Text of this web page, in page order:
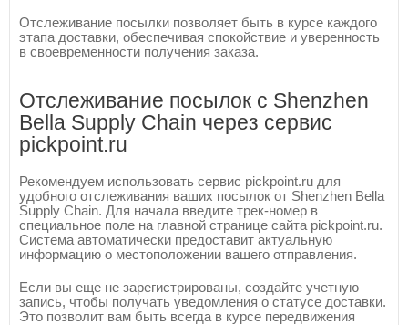
Отслеживание посылки позволяет быть в курсе каждого
этапа доставки, обеспечивая спокойствие и уверенность
в своевременности получения заказа.
Отслеживание посылок с Shenzhen
Bella Supply Chain через сервис
pickpoint.ru
Рекомендуем использовать сервис pickpoint.ru для
удобного отслеживания ваших посылок от Shenzhen Bella
Supply Chain. Для начала введите трек-номер в
специальное поле на главной странице сайта pickpoint.ru.
Система автоматически предоставит актуальную
информацию о местоположении вашего отправления.
Если вы еще не зарегистрированы, создайте учетную
запись, чтобы получать уведомления о статусе доставки.
Это позволит вам быть всегда в курсе передвижения